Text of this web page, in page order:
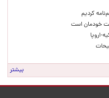
کردیم
خودمان است
اروپا
بیشتر